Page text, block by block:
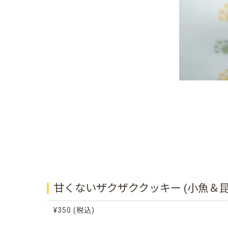
甘くないザクザククッキー (小魚＆
¥350 (税込)